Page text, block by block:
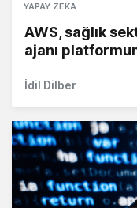
YAPAY ZEKA
AWS, sağlık
ajanı
İdil Dilber